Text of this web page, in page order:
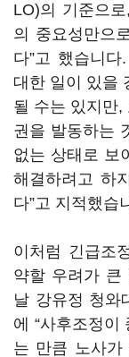
LO)의 기준으로,
의 중요성만으
다”고 했습니다.
대한 일이 있을
될 수는 있지만,
권을 발동하는
없는 상태로 보
해결하려고 하
다”고 지적했습
이처럼 긴급조
약할 우려가 큰
날 강유정 청와
에 “사후조정이
는 만큼 노사